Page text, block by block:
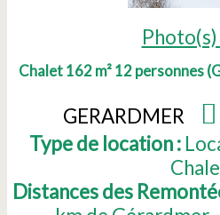
Chalet 162 m² 12 personnes(
GERARDMER
Type de location :
Distances des